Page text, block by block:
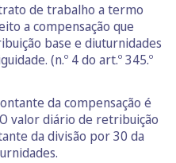
de trabalho a termo
a compensação que
base e diuturnidades
(n.º 4 do art.º 345.º
da compensação é
valor diário de retribuição
da divisão por 30 da